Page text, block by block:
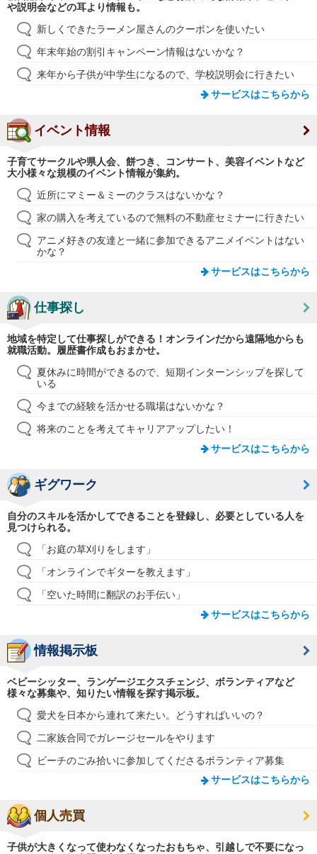
や説明会などの耳より情報も。
新しくできたラーメン屋さんのクーポンを使いたい
年末年始の割引キャンペーン情報はないかな？
来年から子供が中学生になるので、学校説明会に行きたい
サービスはこちらから
イベント情報
子育てサークルや県人会、餅つき、コンサート、美容イベントなど
大小様々な規模のイベント情報が集約。
近所にマミー＆ミーのクラスはないかな？
家の購入を考えているので無料の不動産セミナーに行きたい
アニメ好きの友達と一緒に参加できるアニメイベントはない
かな？
サービスはこちらから
仕事探し
地域を特定して仕事探しができる！オンラインだから遠隔地からも
就職活動。履歴書作成もおまかせ。
夏休みに時間ができるので、短期インターンシップを探して
いる
今までの経験を活かせる職場はないかな？
将来のことを考えてキャリアアップしたい！
サービスはこちらから
ギグワーク
自分のスキルを活かしてできることを登録し、必要としている人を
見つけられる。
「お庭の草刈りをします」
「オンラインでギターを教えます」
「空いた時間に翻訳のお手伝い」
サービスはこちらから
情報掲示板
ベビーシッター、ランゲージエクスチェンジ、ボランティアなど
様々な募集や、知りたい情報を探す掲示板。
愛犬を日本から連れて来たい。どうすればいいの？
二家族合同でガレージセールをやります
ビーチのごみ拾いに参加してくださるボランティア募集
サービスはこちらから
個人売買
子供が大きくなって使わなくなったおもちゃ、引越しで不要になっ